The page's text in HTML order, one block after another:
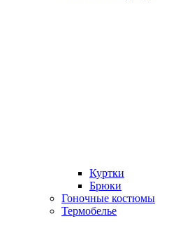
Куртки
Брюки
Гоночные костюмы
Термобелье